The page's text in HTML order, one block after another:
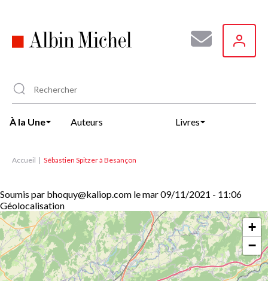
principal
À la Une Auteurs Livres
Accueil Sébastien Spitzer à Besançon
Soumis par bhoquy@kaliop.com lemar 09/11/2021 - 11:06
Géolocalisation
+
−